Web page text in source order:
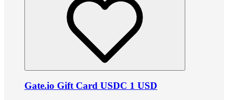
Gate.io Gift Card USDC 1 USD